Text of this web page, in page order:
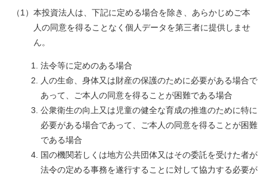
（1）本投資法人は、下記に定める場合を除き、あらかじめご本
人の同意を得ることなく個人データを第三者に提供しませ
ん。
法令等に定めのある場合
人の生命、身体又は財産の保護のために必要がある場合で
あって、ご本人の同意を得ることが困難である場合
公衆衛生の向上又は児童の健全な育成の推進のために特に
必要がある場合であって、ご本人の同意を得ることが困難
である場合
国の機関若しくは地方公共団体又はその委託を受けた者が
法令の定める事務を遂行することに対して協力する必要が